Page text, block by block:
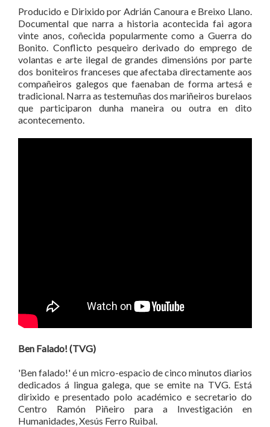
Producido e Dirixido por Adrián Canoura e Breixo Llano.
Documental que narra a historia acontecida fai agora
vinte anos, coñecida popularmente como a Guerra do
Bonito. Conflicto pesqueiro derivado do emprego de
volantas e arte ilegal de grandes dimensións por parte
dos boniteiros franceses que afectaba directamente aos
compañeiros galegos que faenaban de forma artesá e
tradicional. Narra as testemuñas dos mariñeiros burelaos
que participaron dunha maneira ou outra en dito
acontecemento.
Ben Falado! (TVG)
'Ben falado!' é un micro-espacio de cinco minutos diarios
dedicados á lingua galega, que se emite na TVG. Está
dirixido e presentado polo académico e secretario do
Centro Ramón Piñeiro para a Investigación en
Humanidades, Xesús Ferro Ruibal.